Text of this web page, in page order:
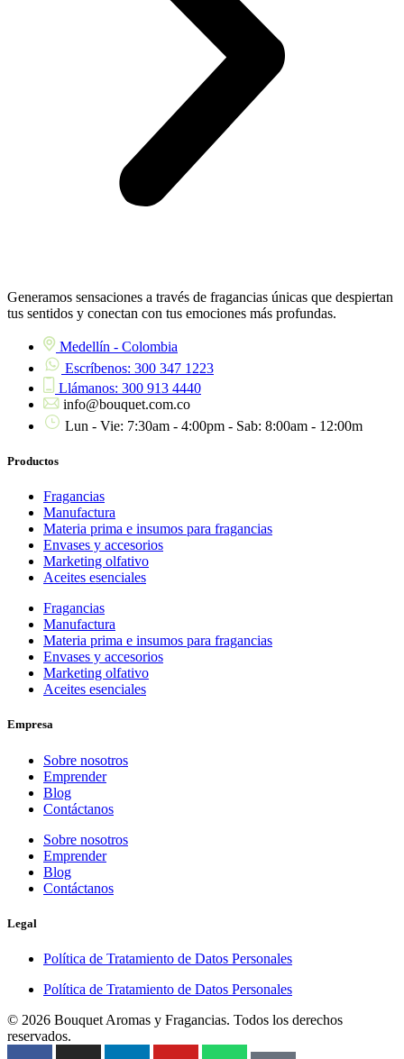
Generamos sensaciones a través de fragancias únicas que despiertan
tus sentidos y conectan con tus emociones más profundas.
Medellín - Colombia
Escríbenos: 300 347 1223
Llámanos: 300 913 4440
info@bouquet.com.co
Lun - Vie: 7:30am - 4:00pm - Sab: 8:00am - 12:00m
Productos
Fragancias
Manufactura
Materia prima e insumos para fragancias
Envases y accesorios
Marketing olfativo
Aceites esenciales
Fragancias
Manufactura
Materia prima e insumos para fragancias
Envases y accesorios
Marketing olfativo
Aceites esenciales
Empresa
Sobre nosotros
Emprender
Blog
Contáctanos
Sobre nosotros
Emprender
Blog
Contáctanos
Legal
Política de Tratamiento de Datos Personales
Política de Tratamiento de Datos Personales
© 2026 Bouquet Aromas y Fragancias. Todos los derechos
reservados.